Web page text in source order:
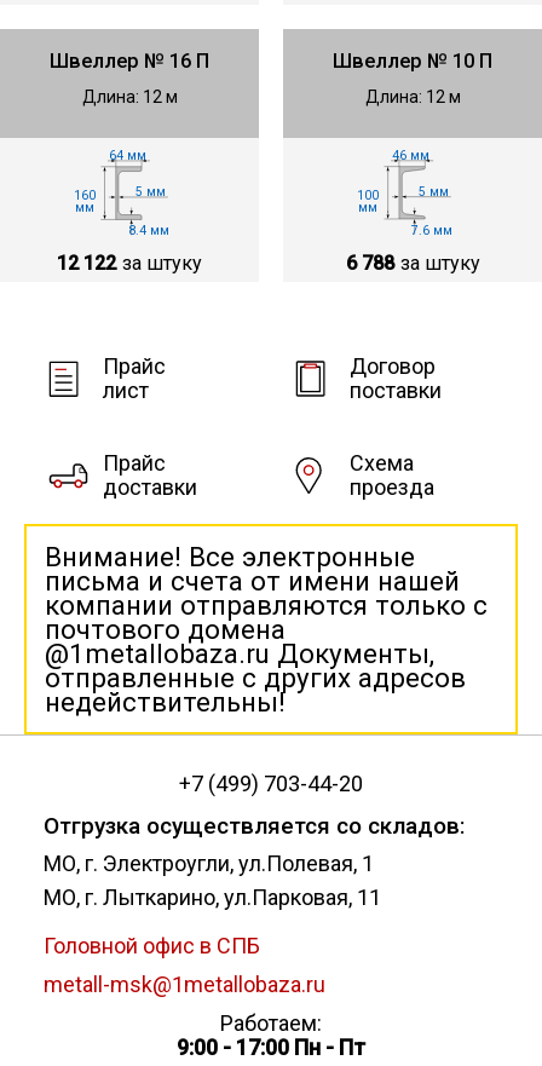
Швеллер № 16 П
Длина: 12 м
64 мм
160
мм
5 мм
8.4 мм
12 122 за штуку
Швеллер № 10 П
Длина: 12 м
46 мм
100
мм
5 мм
7.6 мм
6 788 за штуку
Прайс
лист
Договор
поставки
Прайс
доставки
Схема
проезда
Внимание! Все электронные
письма и счета от имени нашей
компании отправляются только с
почтового домена
@1metallobaza.ru Документы,
отправленные с других адресов
недействительны!
+7 (499) 703-44-20
Отгрузка осуществляется со складов:
МО, г. Электроугли, ул.Полевая, 1
МО, г. Лыткарино, ул.Парковая, 11
Головной офис в СПБ
metall-msk@1metallobaza.ru
Работаем:
9:00 - 17:00 Пн - Пт